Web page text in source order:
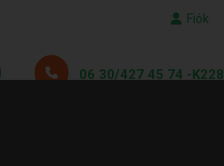
Fiók
06 30/427 45 74 -K228